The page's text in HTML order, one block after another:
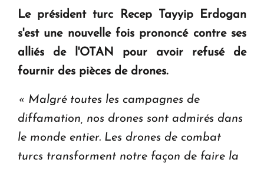
KASA : 30 ans d'audace, de résilience et d'avenir
en Arménie
ouvrira ses portes à Dilijan
Le président turc Recep Tayyip Erdogan
s'est une nouvelle fois prononcé contre ses
alliés de l'OTAN pour avoir refusé de
fournir des pièces de drones.
« Malgré toutes les campagnes de
diffamation, nos drones sont admirés dans
le monde entier. Les drones de combat
turcs transforment notre façon de faire la